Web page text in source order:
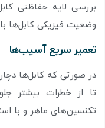
بررسی لایه حفاظتی
وضعیت فیزیکی کابل‌ها
تعمیر سریع آسیب‌ها
در صورتی که کابل‌ها
تا از خطرات بیشتر
تکنسین‌های ماهر و با